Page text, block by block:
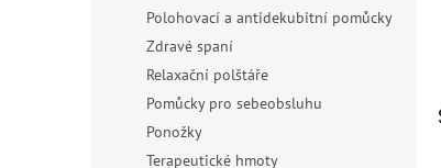
Polohovací a antidekubitní pomůcky
Zdravé spaní
Relaxační polštáře
Pomůcky pro sebeobsluhu
Ponožky
Terapeutické hmoty